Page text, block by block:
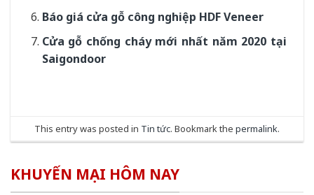
Báo giá cửa gỗ công nghiệp HDF Veneer
Cửa gỗ chống cháy mới nhất năm 2020 tại
Saigondoor
This entry was posted in Tin tức. Bookmark the permalink.
KHUYẾN MẠI HÔM NAY